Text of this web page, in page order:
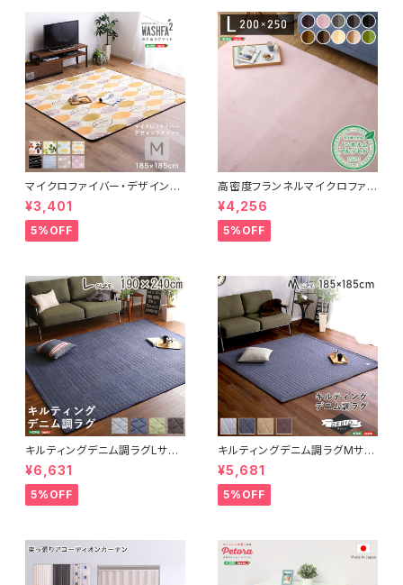
マイクロファイバー・デザインラ
グマットMサイズ（185×185cm）
洗えるラグマット 【WASHFA2】
FRG-D2-M
¥3,401
5%OFF
高密度フランネルマイクロファイ
バー・ラグマットLサイズ（200×2
50cm）洗えるラグマット｜ナル
トレア
¥4,256
5%OFF
キルティングデニム調ラグLサイ
ズ(190x240cm)オールシーズ
ン、滑り止め付き、手洗い対応【D
erid-デリッド-】 DRG-L
¥6,631
5%OFF
キルティングデニム調ラグMサイ
ズ(185x185cm)オールシーズ
ン、滑り止め付き、手洗い対応【D
erid-デリッド-】 DRG-M
¥5,681
5%OFF